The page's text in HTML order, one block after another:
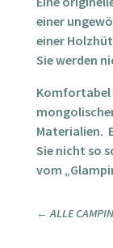
einer
einer
Sie werden
Komfortabel
Materialien.
Sie nicht so
vom
← ALLE